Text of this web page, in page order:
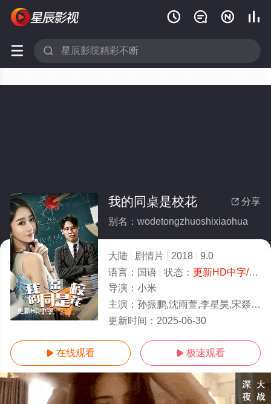
   
 
更新HD中字
 分享
我的同桌是校花
别名：wodetongzhuoshixiaohua
大陆 剧情片 2018
9.0
语言： 国语 状态： 更新HD中字/高清
导演： 小米
主演： 孙振鹏,沈雨萱,李星昊,宋燚,张丹濛,李月,刘可,刘宸启
更新时间： 2025-06-30
 在线观看  极速观看